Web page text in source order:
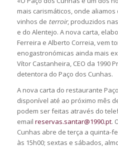
mais carismáticos, onde aliamos
vinhos de terroir, produzidos
e do Alentejo. A nova carta,
Ferreira e Alberto Correia, vem
enogastronómicas ainda mais
Vítor Castanheira, CEO da 1990
detentora do Paço dos Cunhas.
A nova carta do restaurante
disponível até ao próximo mês
podem ser feitas através do
email reservas.santar@1990.pt.
Cunhas abre de terça a quinta-
às 15h00; sextas e sábados,